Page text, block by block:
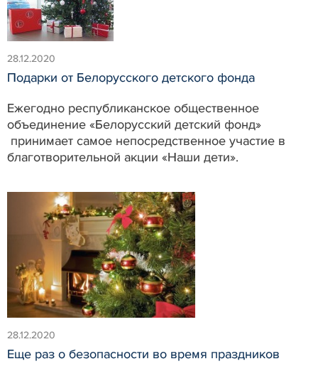
28.12.2020
Подарки от Белорусского детского фонда
Ежегодно республиканское общественное
объединение «Белорусский детский фонд»
принимает самое непосредственное участие в
благотворительной акции «Наши дети».
28.12.2020
Еще раз о безопасности во время праздников